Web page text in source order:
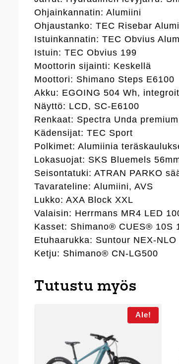
Ohjainkannatin: Alumiini
Ohjaustanko: TEC Risebar
Istuinkannatin: TEC Obvius
Istuin: TEC Obvius 199
Moottorin sijainti: Keskellä
Moottori: Shimano Steps E6100
Akku: EGOING 504 Wh,
Näyttö: LCD, SC-E6100
Renkaat: Spectra Unda
Kädensijat: TEC Sport
Polkimet: Alumiinia
Lokasuojat: SKS Bluemels
Seisontatuki: ATRAN PARKO
Tavarateline: Alumiini, AVS
Lukko: AXA Block XXL
Valaisin: Herrmans MR4 LED
Kasset: Shimano® CUES® 10S
Etuhaarukka: Suntour NEX-NLO
Ketju: Shimano® CN-LG500
Tutustu myös
Ale!